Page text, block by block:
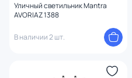
Уличный светильник Mantra
AVORIAZ 1388
В наличии 2 шт.